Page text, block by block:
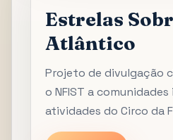
Estrelas
Atlântico
Projeto de divulgação
o NFIST a
atividades do Circo da